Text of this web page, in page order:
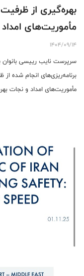
بهره‌گیری از
مأموریت‌های
1404/09/14
سرپرست نایب رییسی بانوان
برنامه‌ریزی‌های انجام شده
مأموریت‌های امداد و نجات